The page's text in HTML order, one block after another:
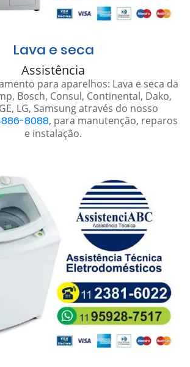
Lava e seca
Assistência
para aparelhos: Lava e seca da
Bosch, Consul, Continental, Dako,
LG, Samsung através do nosso
8088, para manutenção, reparos
e instalação.